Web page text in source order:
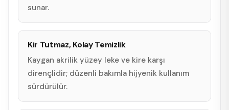
sunar.
Kir Tutmaz, Kolay Temizlik
Kaygan akrilik yüzey leke ve kire karşı
dirençlidir; düzenli bakımla hijyenik kullanım
sürdürülür.